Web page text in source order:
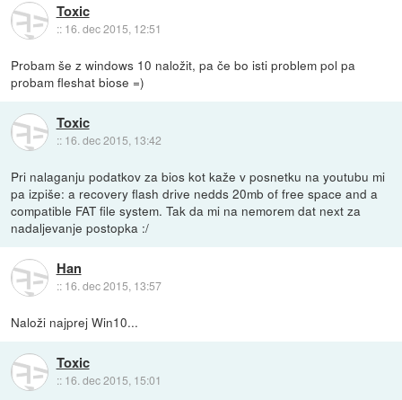
Toxic
:: 16. dec 2015, 12:51
Probam še z windows 10 naložit, pa če bo isti problem pol pa
probam fleshat biose =)
Toxic
:: 16. dec 2015, 13:42
Pri nalaganju podatkov za bios kot kaže v posnetku na youtubu mi
pa izpiše: a recovery flash drive nedds 20mb of free space and a
compatible FAT file system. Tak da mi na nemorem dat next za
nadaljevanje postopka :/
Han
:: 16. dec 2015, 13:57
Naloži najprej Win10...
Toxic
:: 16. dec 2015, 15:01